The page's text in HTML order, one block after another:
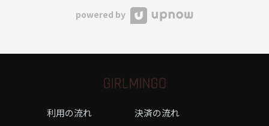
powered by
利用の流れ
決済の流れ